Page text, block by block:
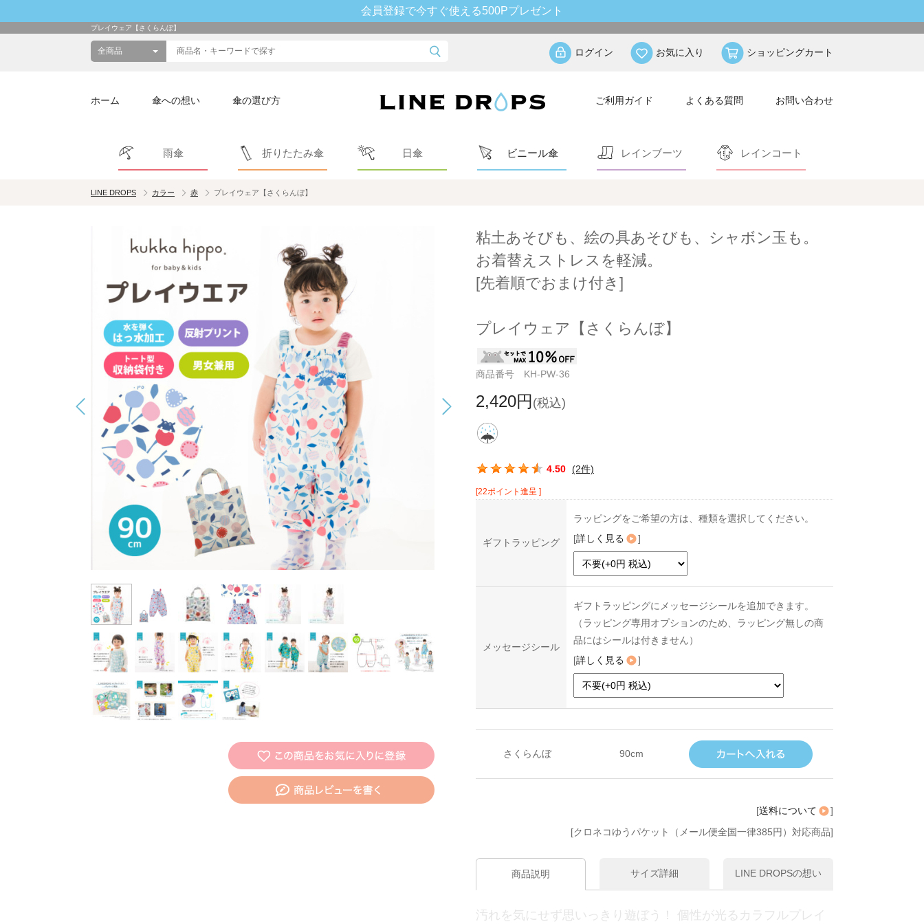
会員登録で今すぐ使える500Pプレゼント
プレイウェア【さくらんぼ】
ログイン お気に入り ショッピングカート
ホーム 傘への想い 傘の選び方 ご利用ガイド よくある質問 お問い合わせ
雨傘 折りたたみ傘 日傘 ビニール傘 レインブーツ レインコート
LINE DROPS カラー 赤 プレイウェア【さくらんぼ】
粘土あそびも、絵の具あそびも、シャボン玉も。
お着替えストレスを軽減。
[先着順でおまけ付き]
プレイウェア【さくらんぼ】
商品番号 KH-PW-36
2,420円 (税込)
4.50 (2件)
[22ポイント進呈 ]
ギフトラッピング
ラッピングをご希望の方は、種類を選択してください。
[詳しく見る ]
メッセージシール
ギフトラッピングにメッセージシールを追加できます。
（ラッピング専用オプションのため、ラッピング無しの商
品にはシールは付きません）
[詳しく見る ]
さくらんぼ 90cm
[送料について
]
[クロネコゆうパケット（メール便全国一律385円）対応商品]
商品説明 サイズ詳細 LINE DROPSの想い
汚れを気にせず思いっきり遊ぼう！ 個性が光るカラフルプレイ